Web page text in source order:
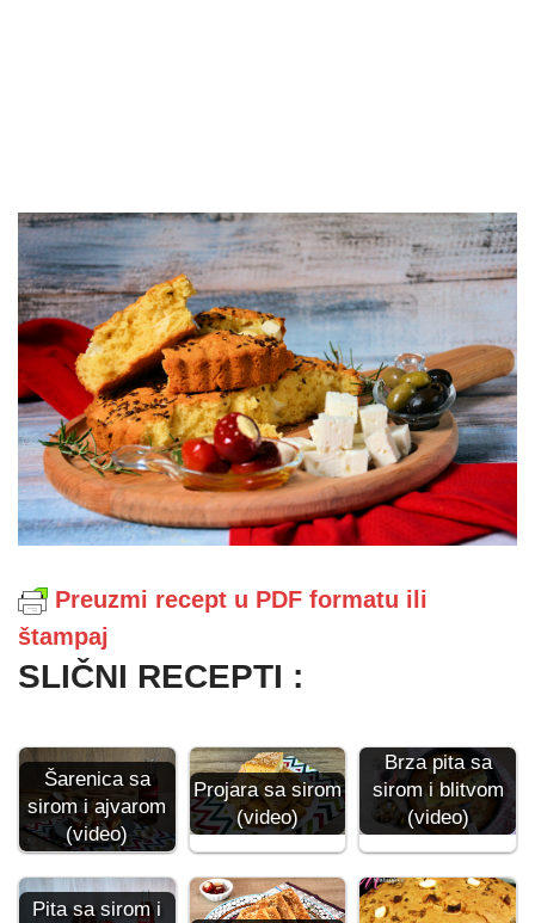
Preuzmi recept u PDF formatu ili
štampaj
SLIČNI RECEPTI :
Šarenica sa
sirom i ajvarom
(video)
Projara sa sirom
(video)
Brza pita sa
sirom i blitvom
(video)
Pita sa sirom i